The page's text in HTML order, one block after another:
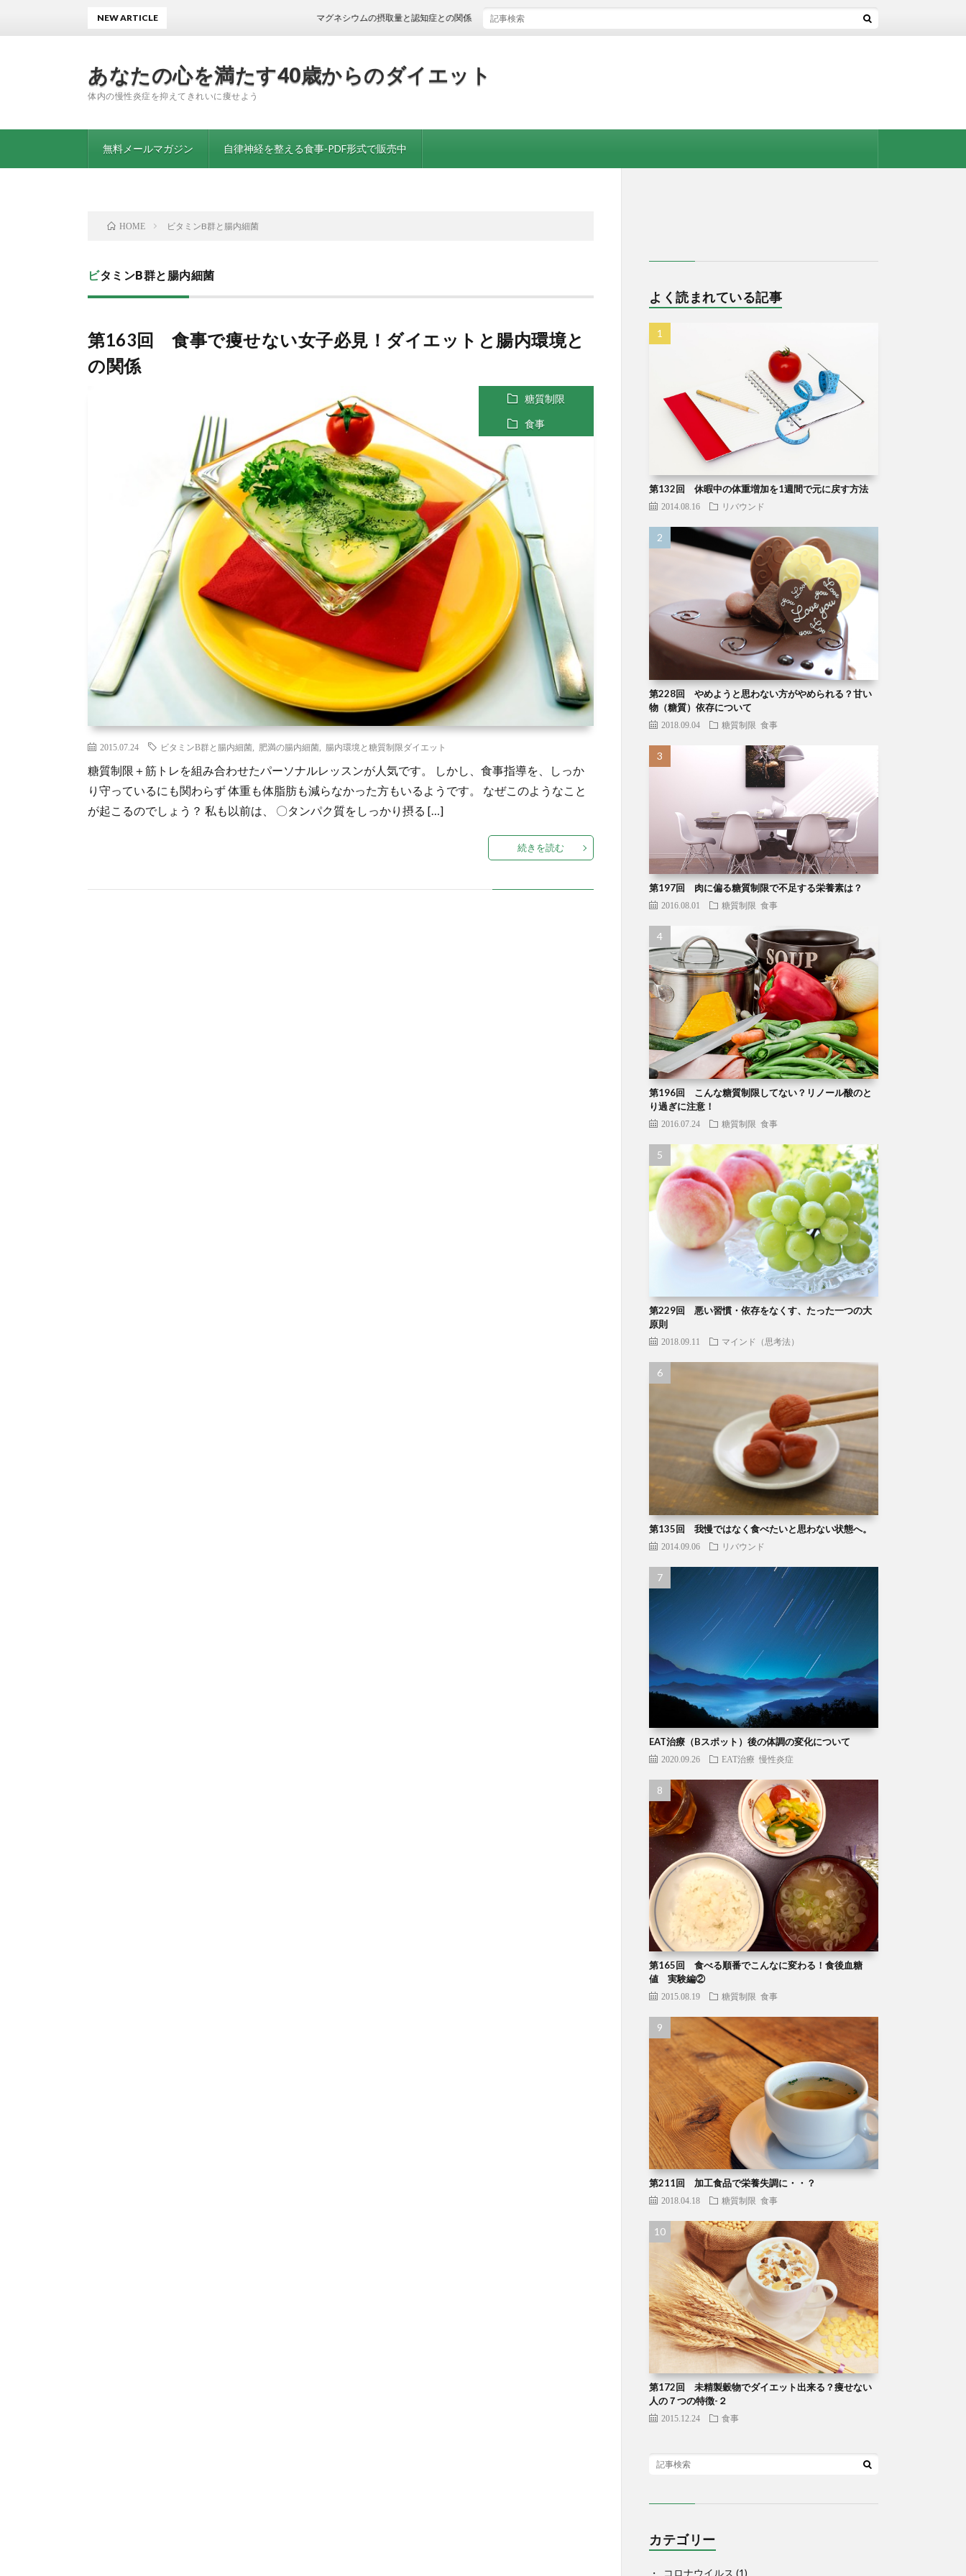
あなたの心を満たす40歳からのダイエット
体内の慢性炎症を抑えてきれいに痩せよう
無料メールマガジン 自律神経を整える食事-PDF形式で販売中
NEW ARTICLE マグネシウムの摂取量と認知症との関係
HOME ビタミンB群と腸内細菌
ビタミンB群と腸内細菌
第163回 食事で痩せない女子必見！ダイエットと腸内環境と
の関係
糖質制限
食事
2015.07.24 ビタミンB群と腸内細菌 肥満の腸内細菌 腸内環境と糖質制限ダイエット
糖質制限＋筋トレを組み合わせたパーソナルレッスンが人気です。 しかし、食事指導を、しっか
り守っているにも関わらず 体重も体脂肪も減らなかった方もいるようです。 なぜこのようなこと
が起こるのでしょう？ 私も以前は、 〇タンパク質をしっかり摂る […]
続きを読む
よく読まれている記事
第132回 休暇中の体重増加を1週間で元に戻す方法
2014.08.16 リバウンド
第228回 やめようと思わない方がやめられる？甘い
物（糖質）依存について
2018.09.04 糖質制限 食事
第197回 肉に偏る糖質制限で不足する栄養素は？
2016.08.01 糖質制限 食事
第196回 こんな糖質制限してない？リノール酸のと
り過ぎに注意！
2016.07.24 糖質制限 食事
第229回 悪い習慣・依存をなくす、たった一つの大
原則
2018.09.11 マインド（思考法）
第135回 我慢ではなく食べたいと思わない状態へ。
2014.09.06 リバウンド
EAT治療（Bスポット）後の体調の変化について
2020.09.26 EAT治療 慢性炎症
第165回 食べる順番でこんなに変わる！食後血糖
値 実験編②
2015.08.19 糖質制限 食事
第211回 加工食品で栄養失調に・・？
2018.04.18 糖質制限 食事
第172回 未精製穀物でダイエット出来る？痩せない
人の７つの特徴-２
2015.12.24 食事
カテゴリー
コロナウイルス (1)